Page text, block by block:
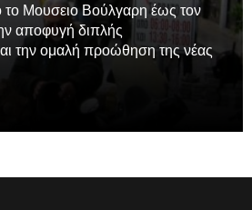
Μουσειο Βούλγαρη έως τον
αποφυγή διπλής
την ομαλή προώθηση της νέας